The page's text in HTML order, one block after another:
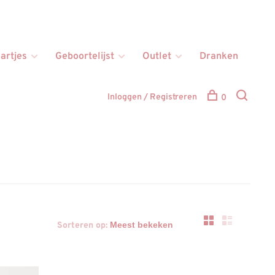
Geboortelijst Outlet Dranken
Inloggen / Registreren 0
Sorteren op: